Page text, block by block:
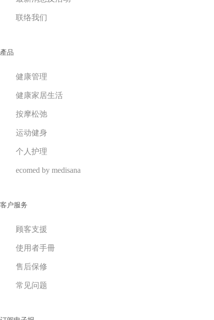
联络我们
產品
健康管理
健康家居生活
按摩松弛
运动健身
个人护理
ecomed by medisana
客户服务
顾客支援
使用者手冊
售后保修
常见问题